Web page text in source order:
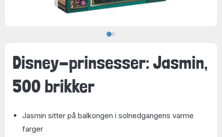
Disney-prinsesser: Jasmin,
500 brikker
Jasmin sitter på balkongen i solnedgangens varme
farger